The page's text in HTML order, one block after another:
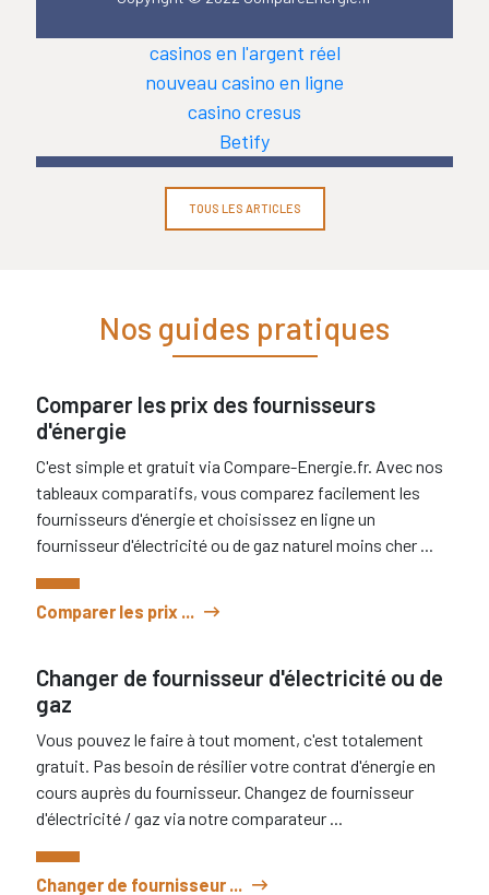
casinos en l'argent réel
nouveau casino en ligne
casino cresus
Betify
TOUS LES ARTICLES
Nos guides pratiques
Comparer les prix des fournisseurs
d'énergie
C'est simple et gratuit via Compare-Energie.fr. Avec nos
tableaux comparatifs, vous comparez facilement les
fournisseurs d'énergie et choisissez en ligne un
fournisseur d'électricité ou de gaz naturel moins cher ...
Comparer les prix ...
Changer de fournisseur d'électricité ou de
gaz
Vous pouvez le faire à tout moment, c'est totalement
gratuit. Pas besoin de résilier votre contrat d'énergie en
cours auprès du fournisseur. Changez de fournisseur
d'électricité / gaz via notre comparateur ...
Changer de fournisseur ...